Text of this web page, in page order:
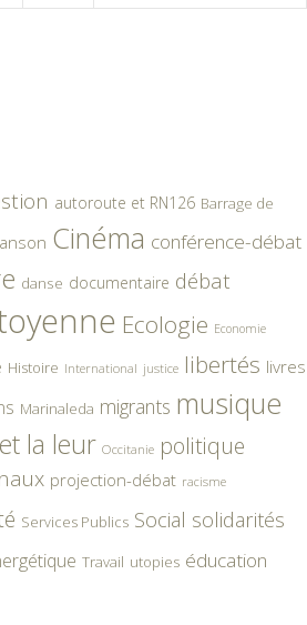
autoroute et RN126 Barrage de
Cinéma conférence-débat
danse documentaire débat
Ecologie Economie
Histoire International justice libertés livres
Marinaleda migrants musique
la leur Occitanie politique
projection-débat racisme
Services Publics Social solidarités
Travail utopies éducation